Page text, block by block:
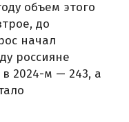
объем этого
до
начал
россияне
2024-м — 243, а